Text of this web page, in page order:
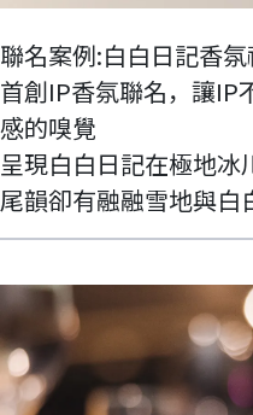
聯名案例:白白日記香
首創IP香氛聯名，讓IP
感的嗅覺
呈現白白日記在極地冰
尾韻卻有融融雪地與白